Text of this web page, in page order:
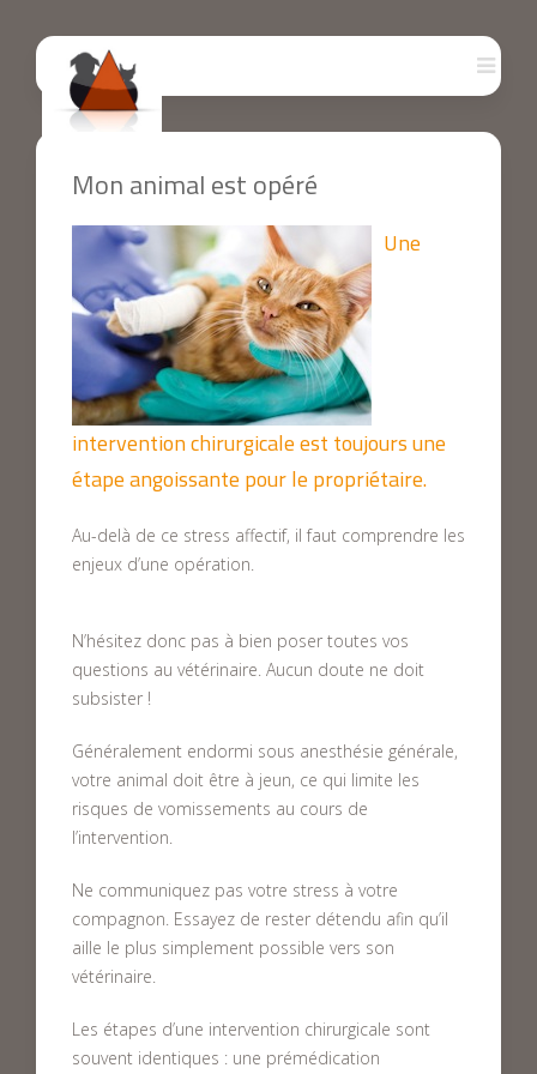
Mon animal est opéré
Une
intervention chirurgicale est toujours une
étape angoissante pour le propriétaire.
Au-delà de ce stress affectif, il faut comprendre les
enjeux d’une opération.
N’hésitez donc pas à bien poser toutes vos
questions au vétérinaire. Aucun doute ne doit
subsister !
Généralement endormi sous anesthésie générale,
votre animal doit être à jeun, ce qui limite les
risques de vomissements au cours de
l’intervention.
Ne communiquez pas votre stress à votre
compagnon. Essayez de rester détendu afin qu’il
aille le plus simplement possible vers son
vétérinaire.
Les étapes d’une intervention chirurgicale sont
souvent identiques : une prémédication